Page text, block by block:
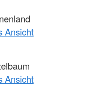
Ansicht
Ansicht